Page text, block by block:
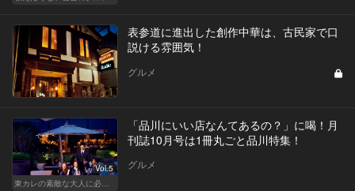
表参道に進出した創作中華は、古民家で口
説ける雰囲気！
グルメ
Vol.5
「品川にいい店なんてあるの？」に喝！月
刊誌10月号は1冊丸ごと品川特集！
グルメ